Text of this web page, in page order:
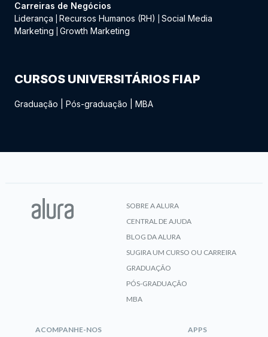
Carreiras de Negócios
Liderança
Recursos Humanos (RH)
Social Media
Marketing
Growth Marketing
CURSOS UNIVERSITÁRIOS FIAP
Graduação Pós-graduação MBA
SOBRE A ALURA
CENTRAL DE AJUDA
BLOG DA ALURA
SUGIRA UM CURSO OU CARREIRA
GRADUAÇÃO
PÓS-GRADUAÇÃO
MBA
ACOMPANHE-NOS APPS